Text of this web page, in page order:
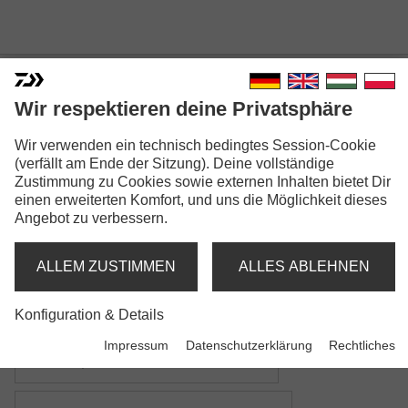
SEAHUNTER X
Seahunter X Pilk Herring
Wir respektieren deine Privatsphäre
Wir verwenden ein technisch bedingtes Session-Cookie
(verfällt am Ende der Sitzung). Deine vollständige
Zustimmung zu Cookies sowie externen Inhalten bietet Dir
einen erweiterten Komfort, und uns die Möglichkeit dieses
Angebot zu verbessern.
ALLEM ZUSTIMMEN ALLES ABLEHNEN
Konfiguration & Details
Impressum Datenschutzerklärung Rechtliches